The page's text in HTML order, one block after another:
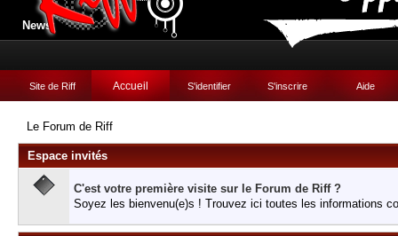
News:
Site de Riff Accueil S'identifier S'inscrire Aide
Le Forum de Riff
Espace invités
C'est votre première visite sur le Forum de Riff ?
Soyez les bienvenu(e)s ! Trouvez ici toutes les informations